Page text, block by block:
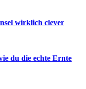
wirklich clever
du die echte Ernte